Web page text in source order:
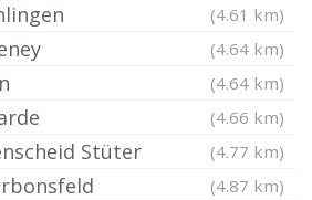
(4.61 km)
(4.64 km)
(4.64 km)
(4.66 km)
Stüter (4.77 km)
(4.87 km)